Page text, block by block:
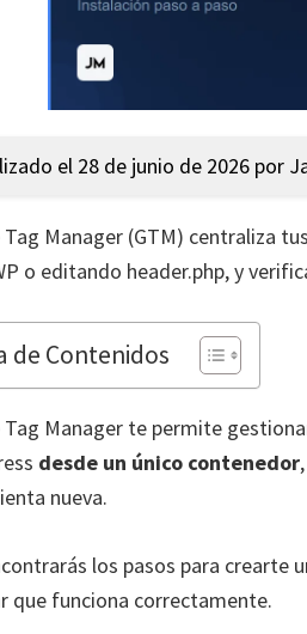
el 28 de junio de 2026 por
Tag Manager (GTM) centraliza
o editando header.php, y
de Contenidos
Tag Manager te permite
desde un único contenedor
nueva.
los pasos para crearte
que funciona correctamente.